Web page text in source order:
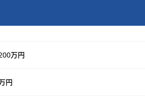
万円
円